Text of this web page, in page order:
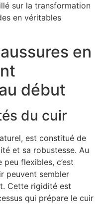
sur la transformation
en véritables
en
début
du cuir
est constitué de
et sa robustesse. Au
flexibles, c’est
peuvent sembler
Cette rigidité est
qui prépare le cuir